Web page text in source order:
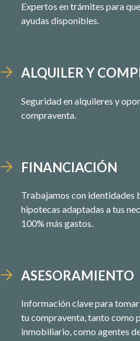
Expertos en trámites para
ayudas disponibles.
ALQUILER Y
Seguridad en alquileres y
compraventa.
FINANCIACIÓN
Trabajamos con identidades
hipotecas adaptadas a tus
100% más gastos.
ASESORAMIENTO
Información clave para
tu compraventa, tanto como
inmobiliario, como agentes